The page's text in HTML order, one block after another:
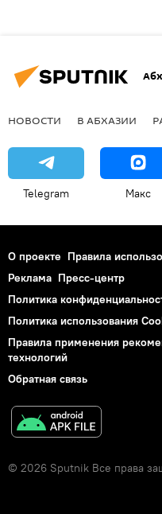
НОВОСТИ В АБХАЗИИ
Telegram Макс
О проекте Правила
Реклама Пресс-центр
Политика
Политика использования
Правила применения
технологий
Обратная связь
© 2026 Sputnik Все права